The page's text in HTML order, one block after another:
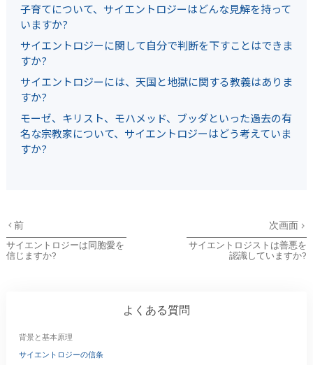
子育てについて、サイエントロジーはどんな見解を持って
いますか?
サイエントロジーに関して自分で判断を下すことはできま
すか?
サイエントロジーには、天国と地獄に関する教義はありま
すか?
モーゼ、キリスト、モハメッド、ブッダといった過去の有
名な宗教家について、サイエントロジーはどう考えていま
すか?
前
サイエントロジーは同胞愛を
信じますか?
次画面
サイエントロジストは善悪を
認識していますか?
よくある質問
背景と基本原理
サイエントロジーの信条